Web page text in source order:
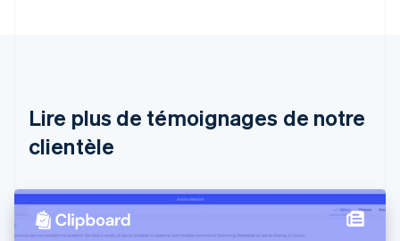
Lire plus de témoignages de notre
clientèle
Brésil
PortuguêsEnglish
Bulgarie
EnglishFrançais
Chine continentale
简体中文English